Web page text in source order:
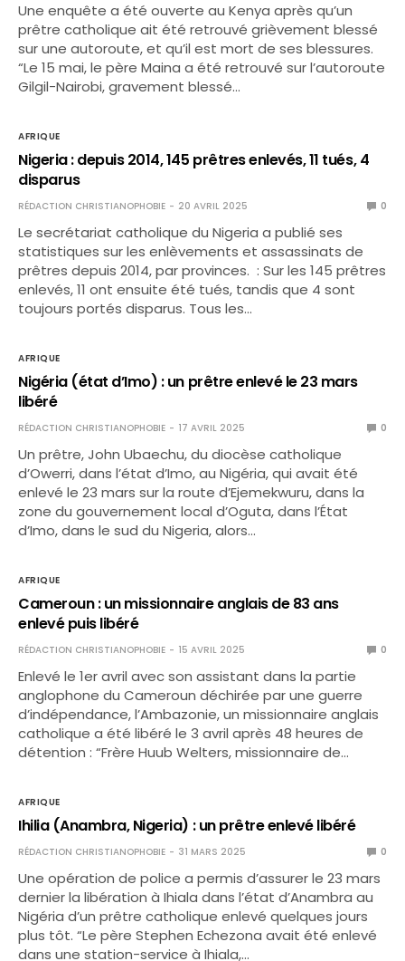
Une enquête a été ouverte au Kenya après qu’un
prêtre catholique ait été retrouvé grièvement blessé
sur une autoroute, et qu’il est mort de ses blessures.
“Le 15 mai, le père Maina a été retrouvé sur l’autoroute
Gilgil-Nairobi, gravement blessé…
AFRIQUE
Nigeria : depuis 2014, 145 prêtres enlevés, 11 tués, 4
disparus
RÉDACTION CHRISTIANOPHOBIE 20 AVRIL 2025 0
Le secrétariat catholique du Nigeria a publié ses
statistiques sur les enlèvements et assassinats de
prêtres depuis 2014, par provinces. : Sur les 145 prêtres
enlevés, 11 ont ensuite été tués, tandis que 4 sont
toujours portés disparus. Tous les…
AFRIQUE
Nigéria (état d’Imo) : un prêtre enlevé le 23 mars
libéré
RÉDACTION CHRISTIANOPHOBIE 17 AVRIL 2025 0
Un prêtre, John Ubaechu, du diocèse catholique
d’Owerri, dans l’état d’Imo, au Nigéria, qui avait été
enlevé le 23 mars sur la route d’Ejemekwuru, dans la
zone du gouvernement local d’Oguta, dans l’État
d’Imo, dans le sud du Nigeria, alors…
AFRIQUE
Cameroun : un missionnaire anglais de 83 ans
enlevé puis libéré
RÉDACTION CHRISTIANOPHOBIE 15 AVRIL 2025 0
Enlevé le 1er avril avec son assistant dans la partie
anglophone du Cameroun déchirée par une guerre
d’indépendance, l’Ambazonie, un missionnaire anglais
catholique a été libéré le 3 avril après 48 heures de
détention : “Frère Huub Welters, missionnaire de…
AFRIQUE
Ihilia (Anambra, Nigeria) : un prêtre enlevé libéré
RÉDACTION CHRISTIANOPHOBIE 31 MARS 2025 0
Une opération de police a permis d’assurer le 23 mars
dernier la libération à Ihiala dans l’état d’Anambra au
Nigéria d’un prêtre catholique enlevé quelques jours
plus tôt. “Le père Stephen Echezona avait été enlevé
dans une station-service à Ihiala,…